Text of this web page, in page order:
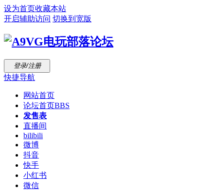
设为首页收藏本站
开启辅助访问 切换到宽版
登录/注册
快捷导航
网站首页
论坛首页BBS
发售表
直播间
bilibili
微博
抖音
快手
小红书
微信